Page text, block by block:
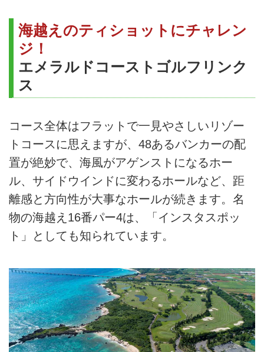
海越えのティショットにチャレン
ジ！
エメラルドコーストゴルフリンク
ス
コース全体はフラットで一見やさしいリゾー
トコースに思えますが、48あるバンカーの配
置が絶妙で、海風がアゲンストになるホー
ル、サイドウインドに変わるホールなど、距
離感と方向性が大事なホールが続きます。名
物の海越え16番パー4は、「インスタスポッ
ト」としても知られています。